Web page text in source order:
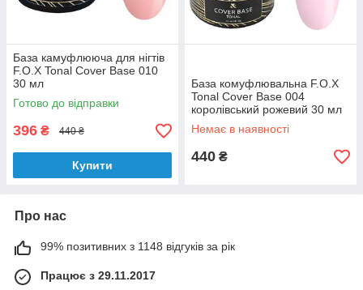
База камуфлююча для нігтів
F.O.X Tonal Cover Base 010
30 мл
Готово до відправки
396 ₴ 440 ₴
Купити
База комуфлювальна F.O.X
Tonal Cover Base 004
королівський рожевий 30 мл
Немає в наявності
440 ₴
Про нас
99% позитивних з 1148 відгуків за рік
Працює з 29.11.2017